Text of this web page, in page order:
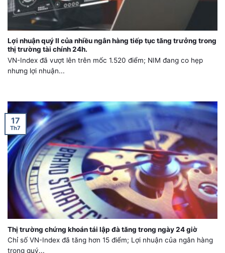
Lợi nhuận quý II của nhiều ngân hàng tiếp tục tăng trưởng trong
thị trường tài chính 24h.
VN-Index đã vượt lên trên mốc 1.520 điểm; NIM đang co hẹp
nhưng lợi nhuận...
Thị trường chứng khoán tái lập đà tăng trong ngày 24 giờ
Chỉ số VN-Index đã tăng hơn 15 điểm; Lợi nhuận của ngân hàng
trong quý...
17
Th7